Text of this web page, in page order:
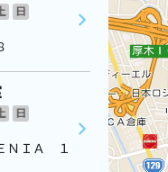
日
日
ＮＩＡ １